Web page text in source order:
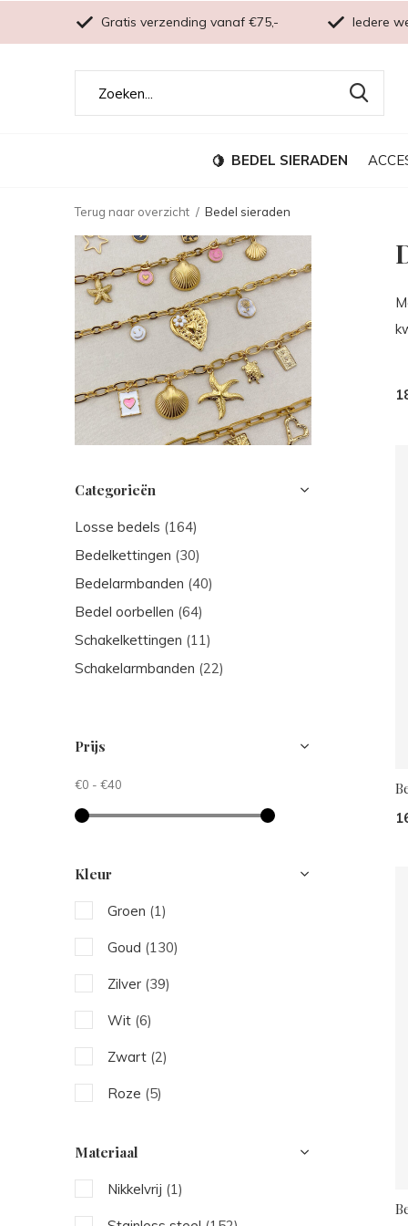
BEDEL SIERADEN
Gratis verzending vanaf €75,- Iedere
Terug naar overzicht Bedel sieraden
Categorieën
Losse bedels (164)
Bedelkettingen (30)
Bedelarmbanden (40)
Bedel oorbellen (64)
Schakelkettingen (11)
Schakelarmbanden (22)
Prijs
€0 - €40
Kleur
Groen (1)
Goud (130)
Zilver (39)
Wit (6)
Zwart (2)
Roze (5)
(4)
Materiaal
Nikkelvrij (1)